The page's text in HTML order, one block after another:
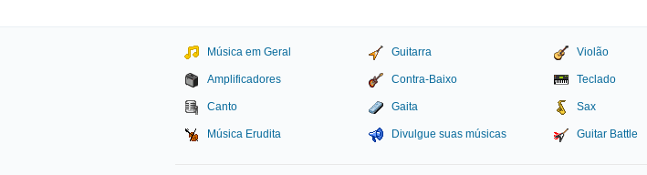
Música em Geral Guitarra Violão
Amplificadores Contra-Baixo Teclado
Canto Gaita Sax
Música Erudita Divulgue suas músicas Guitar Battle